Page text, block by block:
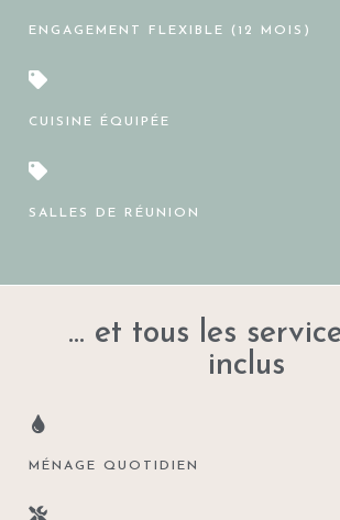
ENGAGEMENT FLEXIBLE (12 MOIS)
CUISINE ÉQUIPÉE
SALLES DE RÉUNION
... et tous les
inclus
MÉNAGE QUOTIDIEN